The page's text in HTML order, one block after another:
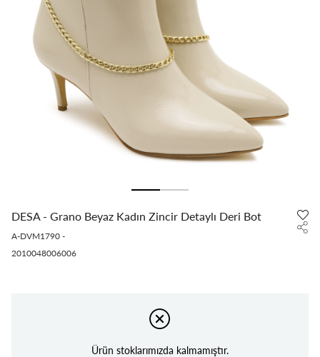
DESA - Grano Beyaz Kadın Zincir Detaylı Deri Bot
A-DVM1790 -
2010048006006
Ürün stoklarımızda kalmamıştır.